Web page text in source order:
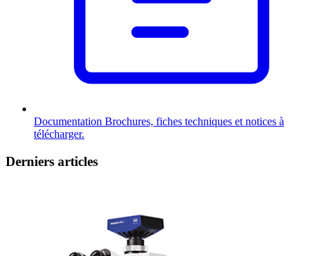
Documentation Brochures, fiches techniques et notices à
télécharger.
Derniers articles